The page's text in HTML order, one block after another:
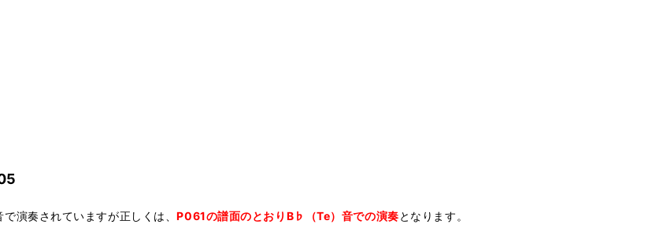
演奏されていますが正しくは、P061の譜面のとおりB♭（Te）音での演奏となります。